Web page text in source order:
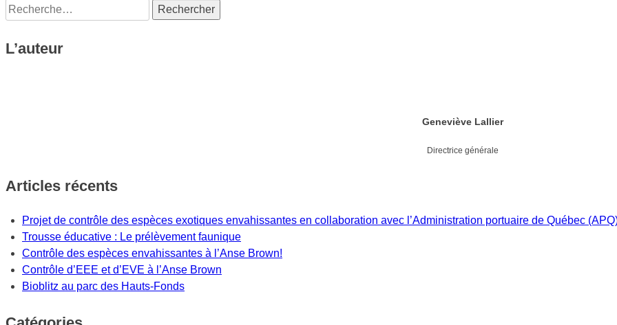
Rechercher :
L’auteur
Geneviève Lallier
Directrice générale
Articles récents
Projet de contrôle des espèces exotiques envahissantes en collaboration avec l’Administration portuaire de Québec
Trousse éducative : Le prélèvement faunique
Contrôle des espèces envahissantes à l’Anse Brown!
Contrôle d’EEE et d’EVE à l’Anse Brown
Bioblitz au parc des Hauts-Fonds